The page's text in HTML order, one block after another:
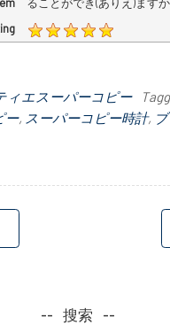
ることができ(ありえ)ますか
ィエスーパーコピー
ー, スーパーコピー時計,
搜索